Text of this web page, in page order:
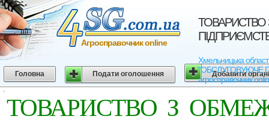
Хмельницька
"ОБСЛУГОВУЮЧЕ
агросправочник
Агросправочник online
Головна Подати оголошення Добавити
ТОВАРИСТВО З